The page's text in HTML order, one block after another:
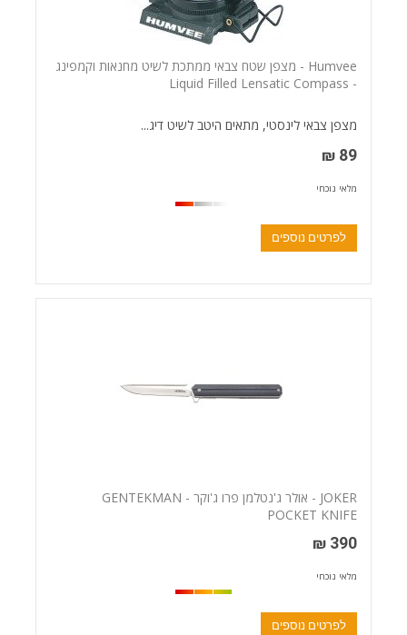
Humvee - מצפן שטח צבאי ממתכת לשיט מחנאות וקמפינג
- Liquid Filled Lensatic Compass
מצפן צבאי לינסטי, מתאים היטב לשיט דיג...
89 ₪
מלאי נוכחי
לפרטים נוספים
JOKER - אולר ג'נטלמן פרו ג'וקר - GENTEKMAN
POCKET KNIFE
390 ₪
מלאי נוכחי
לפרטים נוספים